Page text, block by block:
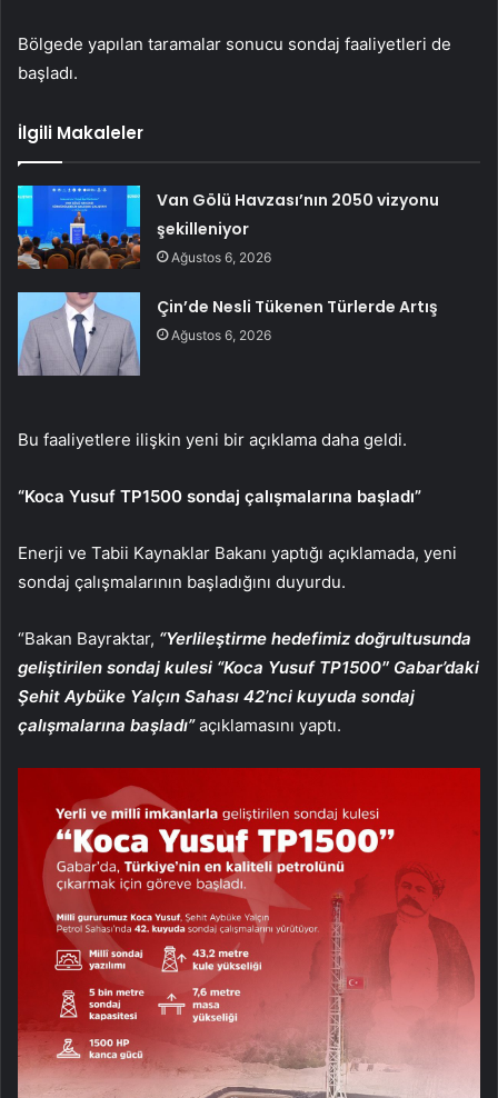
Bölgede yapılan taramalar sonucu sondaj faaliyetleri de
başladı.
İlgili Makaleler
Van Gölü Havzası’nın 2050 vizyonu
şekilleniyor
Ağustos 6, 2026
Çin’de Nesli Tükenen Türlerde Artış
Ağustos 6, 2026
Bu faaliyetlere ilişkin yeni bir açıklama daha geldi.
“Koca Yusuf TP1500 sondaj çalışmalarına başladı”
Enerji ve Tabii Kaynaklar Bakanı yaptığı açıklamada, yeni
sondaj çalışmalarının başladığını duyurdu.
“Bakan Bayraktar, “Yerlileştirme hedefimiz doğrultusunda
geliştirilen sondaj kulesi “Koca Yusuf TP1500″ Gabar’daki
Şehit Aybüke Yalçın Sahası 42’nci kuyuda sondaj
çalışmalarına başladı”açıklamasını yaptı.